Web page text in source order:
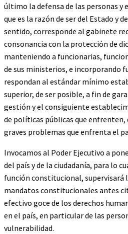
último la defensa de las personas y
que es la razón de ser del Estado y
sentido, corresponde al gabinete
consonancia con la protección de
manteniendo a funcionarias,
de sus ministerios, e incorporando
respondan al estándar mínimo
superior, de ser posible, a fin de
gestión y el consiguiente
de políticas públicas que enfrenten,
graves problemas que enfrenta el
Invocamos al Poder Ejecutivo a
del país y de la ciudadanía, para lo
función constitucional, supervisará
mandatos constitucionales antes
efectivo goce de los derechos
en el país, en particular de las
vulnerabilidad.